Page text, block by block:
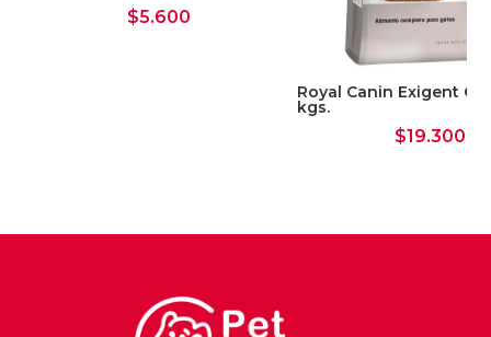
$5.600
Royal Canin Exigent
kgs.
$19.300